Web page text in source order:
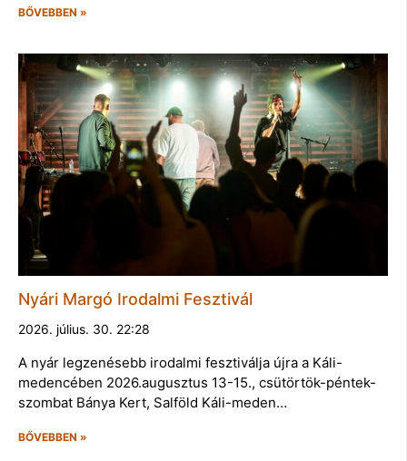
BŐVEBBEN »
Nyári Margó Irodalmi Fesztivál
2026. július. 30. 22:28
A nyár legzenésebb irodalmi fesztiválja újra a Káli-
medencében 2026.augusztus 13-15., csütörtök-péntek-
szombat Bánya Kert, Salföld Káli-meden…
BŐVEBBEN »